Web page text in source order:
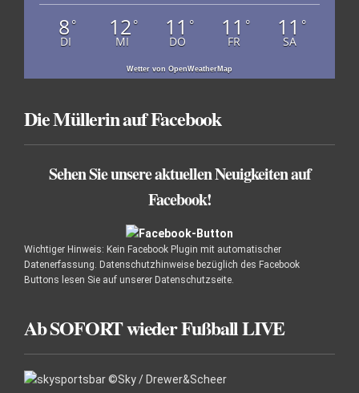
8 °
DI
12 °
MI
11 °
DO
11 °
FR
11 °
SA
Wetter von OpenWeatherMap
Die Müllerin auf Facebook
Sehen Sie unsere aktuellen Neuigkeiten auf
Facebook!
Wichtiger Hinweis: Kein Facebook Plugin mit automatischer
Datenerfassung. Datenschutzhinweise bezüglich des Facebook
Buttons lesen Sie auf unserer Datenschutzseite.
Ab SOFORT wieder Fußball LIVE